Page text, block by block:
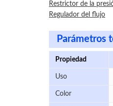
Restrictor de la
Regulador del flujo
Parámetros
Propiedad
Uso
Color